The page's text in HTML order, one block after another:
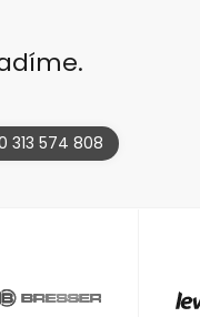
313 574 808